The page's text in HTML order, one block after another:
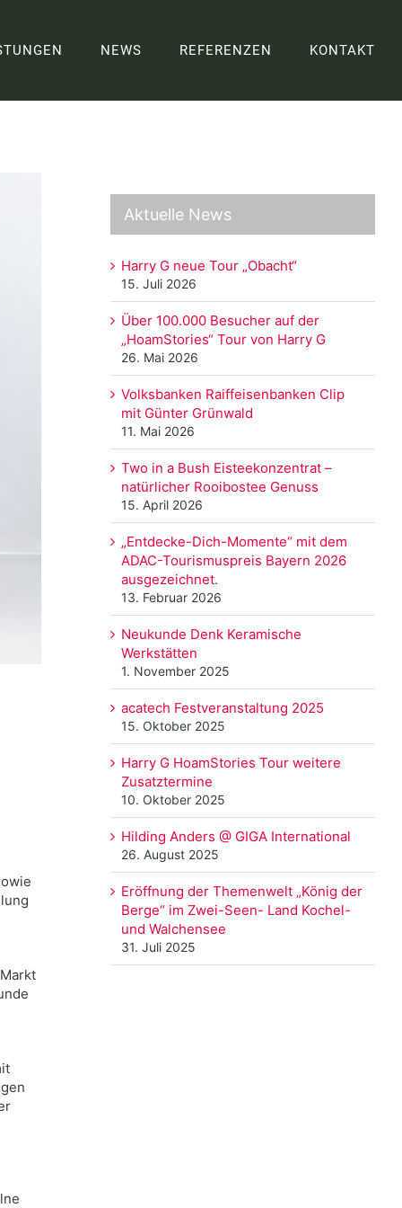
NEWS REFERENZEN KONTAKT
Aktuelle News
Harry G neue Tour „Obacht“
15. Juli 2026
Über 100.000 Besucher auf der
„HoamStories“ Tour von Harry G
26. Mai 2026
Volksbanken Raiffeisenbanken Clip
mit Günter Grünwald
11. Mai 2026
Two in a Bush Eisteekonzentrat –
natürlicher Rooibostee Genuss
15. April 2026
„Entdecke-Dich-Momente“ mit dem
ADAC-Tourismuspreis Bayern 2026
ausgezeichnet.
13. Februar 2026
Neukunde Denk Keramische
Werkstätten
1. November 2025
acatech Festveranstaltung 2025
15. Oktober 2025
Harry G HoamStories Tour weitere
Zusatztermine
10. Oktober 2025
Hilding Anders @ GIGA International
26. August 2025
Eröffnung der Themenwelt „König der
Berge“ im Zwei-Seen- Land Kochel-
und Walchensee
31. Juli 2025